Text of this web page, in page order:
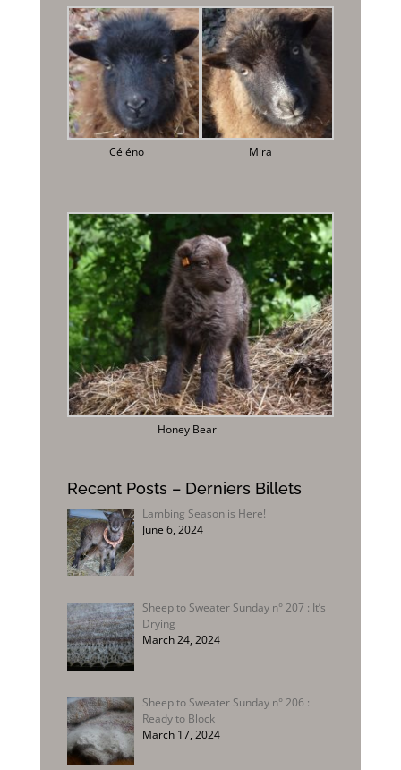
Céléno Mira
Honey Bear
Recent Posts – Derniers Billets
Lambing Season is Here!
June 6, 2024
Sheep to Sweater Sunday n° 207 : It’s
Drying
March 24, 2024
Sheep to Sweater Sunday n° 206 :
Ready to Block
March 17, 2024